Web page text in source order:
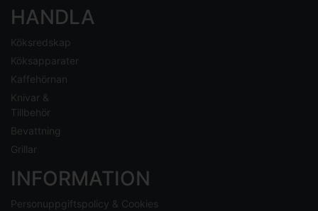
HANDLA
Köksredskap
Köksapparater
Kaffehörnan
Knivar &
Tillbehör
Bevattning
Grillar
INFORMATION
Personuppgiftspolicy & Cookies